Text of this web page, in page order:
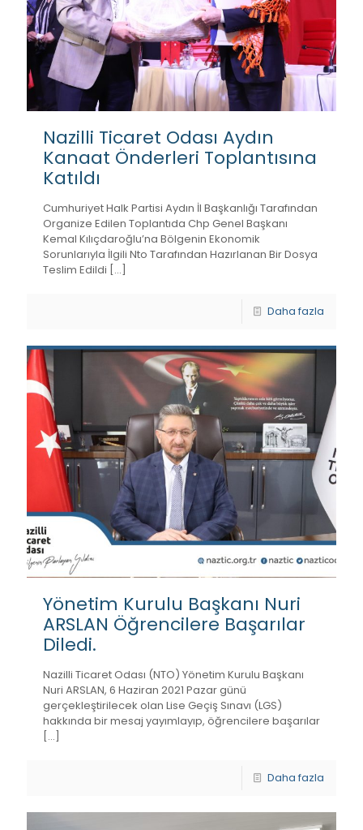
Nazilli Ticaret Odası Aydın
Kanaat Önderleri Toplantısına
Katıldı
Cumhuriyet Halk Partisi Aydın İl Başkanlığı Tarafından
Organize Edilen Toplantıda Chp Genel Başkanı
Kemal Kılıçdaroğlu’na Bölgenin Ekonomik
Sorunlarıyla İlgili Nto Tarafından Hazırlanan Bir Dosya
Teslim Edildi […]
Daha fazla
Yönetim Kurulu Başkanı Nuri
ARSLAN Öğrencilere Başarılar
Diledi.
Nazilli Ticaret Odası (NTO) Yönetim Kurulu Başkanı
Nuri ARSLAN, 6 Haziran 2021 Pazar günü
gerçekleştirilecek olan Lise Geçiş Sınavı (LGS)
hakkında bir mesaj yayımlayıp, öğrencilere başarılar
[…]
Daha fazla